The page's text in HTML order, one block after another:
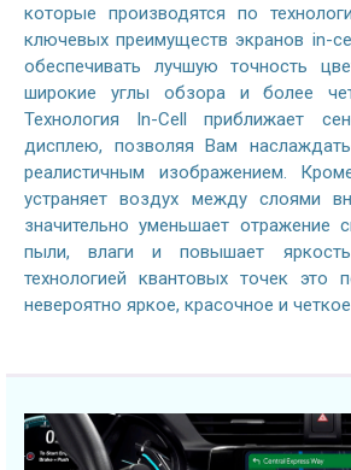
которые производятся по
ключевых преимуществ экранов in-
обеспечивать лучшую точность
широкие углы обзора и более
Технология In-Cell приближает
дисплею, позволяя Вам
реалистичным изображением.
устраняет воздух между слоями
значительно уменьшает отражение
пыли, влаги и повышает
технологией квантовых точек это
невероятно яркое, красочное и